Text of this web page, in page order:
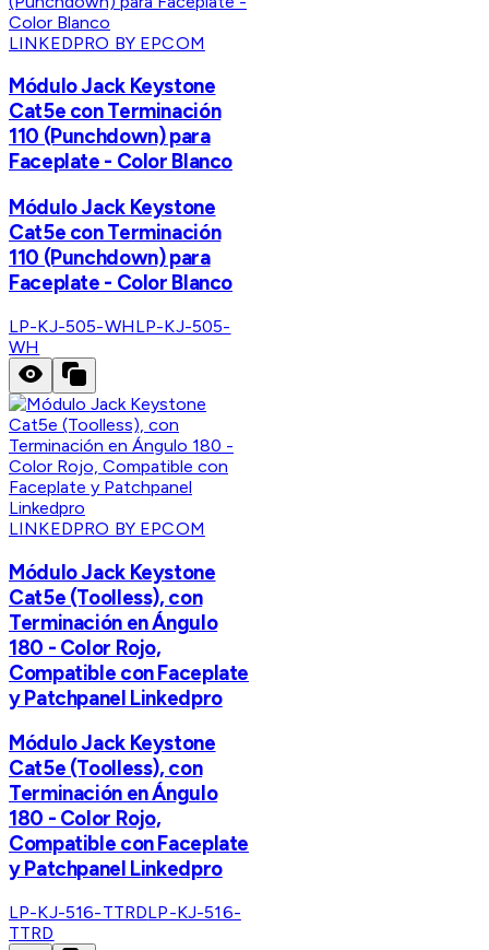
LINKEDPRO BY EPCOM
Módulo Jack Keystone
Cat5e con Terminación
110 (Punchdown) para
Faceplate - Color Blanco
Módulo Jack Keystone
Cat5e con Terminación
110 (Punchdown) para
Faceplate - Color Blanco
LP-KJ-505-WHLP-KJ-505-
WH
LINKEDPRO BY EPCOM
Módulo Jack Keystone
Cat5e (Toolless), con
Terminación en Ángulo
180 - Color Rojo,
Compatible con Faceplate
y Patchpanel Linkedpro
Módulo Jack Keystone
Cat5e (Toolless), con
Terminación en Ángulo
180 - Color Rojo,
Compatible con Faceplate
y Patchpanel Linkedpro
LP-KJ-516-TTRDLP-KJ-516-
TTRD